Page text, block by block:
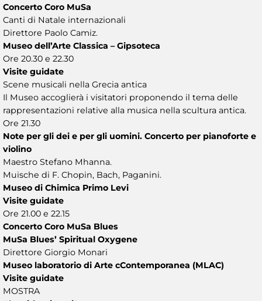
Concerto Coro MuSa
Canti di Natale internazionali
Direttore Paolo Camiz.
Museo dell’Arte Classica – Gipsoteca
Ore 20.30 e 22.30
Visite guidate
Scene musicali nella Grecia antica
Il Museo accoglierà i visitatori proponendo il tema delle
rappresentazioni relative alla musica nella scultura antica.
Ore 21.30
Note per gli dei e per gli uomini. Concerto per pianoforte e
violino
Maestro Stefano Mhanna.
Muische di F. Chopin, Bach, Paganini.
Museo di Chimica Primo Levi
Visite guidate
Ore 21.00 e 22.15
Concerto Coro MuSa Blues
MuSa Blues’ Spiritual Oxygene
Direttore Giorgio Monari
Museo laboratorio di Arte cContemporanea (MLAC)
Visite guidate
MOSTRA